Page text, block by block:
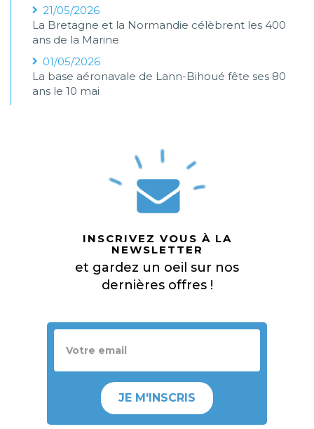
21/05/2026
La Bretagne et la Normandie célèbrent les 400
ans de la Marine
01/05/2026
La base aéronavale de Lann-Bihoué fête ses 80
ans le 10 mai
INSCRIVEZ VOUS À LA
NEWSLETTER
et gardez un oeil sur nos
dernières offres !
JE M'INSCRIS